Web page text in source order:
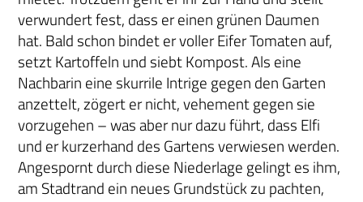
verwundert fest, dass er einen grünen Daumen
hat. Bald schon bindet er voller Eifer Tomaten auf,
setzt Kartoffeln und siebt Kompost. Als eine
Nachbarin eine skurrile Intrige gegen den Garten
anzettelt, zögert er nicht, vehement gegen sie
vorzugehen – was aber nur dazu führt, dass Elfi
und er kurzerhand des Gartens verwiesen werden.
Angespornt durch diese Niederlage gelingt es ihm,
am Stadtrand ein neues Grundstück zu pachten,